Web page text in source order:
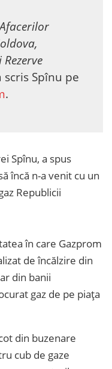
scris Spînu pe
.
Spînu, a spus
încă n-a venit cu un
Republicii
în care Gazprom
de încălzire din
din banii
gaz de pe piața
din buzenare
cub de gaze